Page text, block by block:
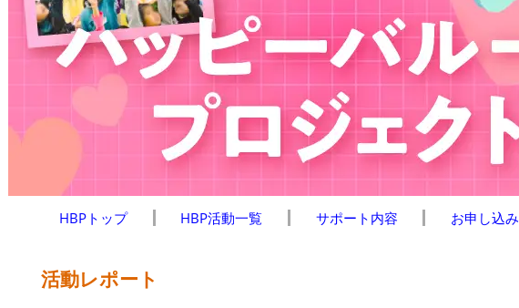
HBPトップ HBP活動一覧 サポート内容 お申し込み
活動レポート